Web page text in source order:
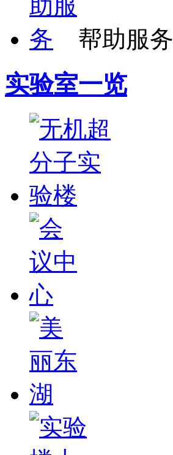
帮助服务
实验室一览